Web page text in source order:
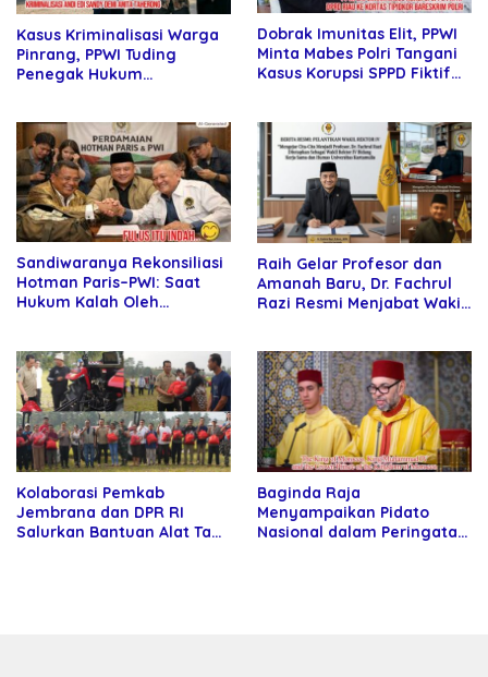
Kasus Kriminalisasi Warga
Pinrang, PPWI Tuding
Penegak Hukum
Dobrak Imunitas Elit, PPWI
Minta Mabes Polri Tangani
Kasus Korupsi SPPD Fiktif
Sandiwaranya Rekonsiliasi
Hotman Paris–PWI: Saat
Hukum Kalah Oleh
Raih Gelar Profesor dan
Amanah Baru, Dr. Fachrul
Razi Resmi Menjabat Wakil
Kolaborasi Pemkab
Jembrana dan DPR RI
Salurkan Bantuan Alat Tani
Baginda Raja
Menyampaikan Pidato
Nasional dalam Peringatan